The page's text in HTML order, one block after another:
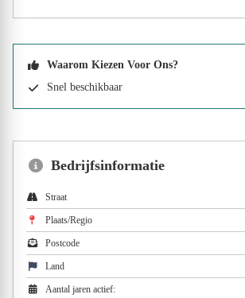
Waarom Kiezen Voor Ons?
Snel beschikbaar
Bedrijfsinformatie
Straat
Plaats/Regio
Postcode
Land
Aantal jaren actief: